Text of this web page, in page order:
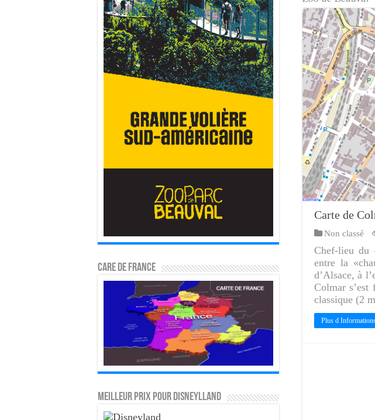
Carte de
Non classé
Chef-lieu du
entre la
d’Alsace, à
Colmar s’est
classique (2
Plus d
CARE DE FRANCE
MEILLEUR PRIX POUR DISNEYLLAND